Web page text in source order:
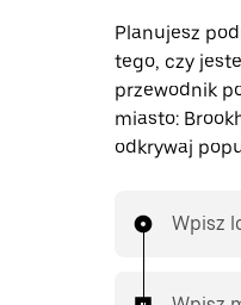
Planujesz
tego, czy
przewodnik
miasto:
odkrywaj
Wpisz